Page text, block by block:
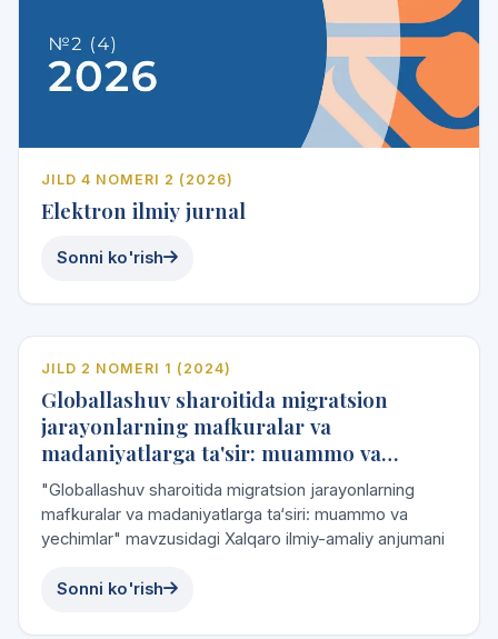
JILD 4 NOMERI 2 (2026)
Elektron ilmiy jurnal
Sonni ko'rish
elita
Vol. 2 · No. 1
2024
JILD 2 NOMERI 1 (2024)
Globallashuv sharoitida migratsion
jarayonlarning mafkuralar va
madaniyatlarga ta'sir: muammo va
yechimlar
"Globallashuv sharoitida migratsion jarayonlarning
mafkuralar va madaniyatlarga ta‘siri: muammo va
yechimlar" mavzusidagi Xalqaro ilmiy-amaliy anjumani
Sonni ko'rish